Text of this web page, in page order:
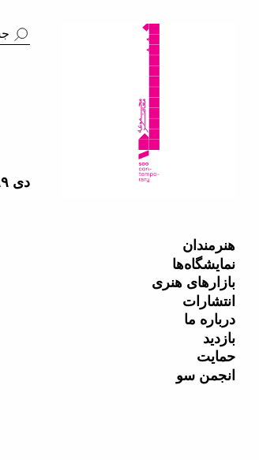
هنرمندان
نمایشگاه‌ها
بازارهای هنری
انتشارات
درباره ما
بازدید
حمایت
انجمن سو
دی ١٣۹٩